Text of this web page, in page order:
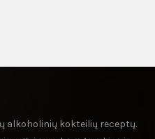
alkoholinių kokteilių receptų.